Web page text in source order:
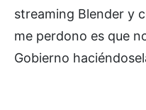
streaming Blender y
me perdono es que
Gobierno